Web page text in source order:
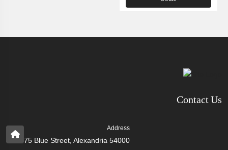
Contact Us
Address
75 Blue Street, Alexandria 54000